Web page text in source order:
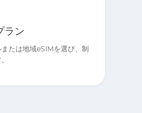
ラン
たは地域eSIMを選び、制